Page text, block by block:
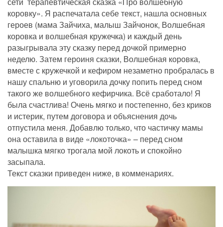
коровку». Я распечатала себе текст, нашла основных
героев (мама Зайчиха, малыш Зайчонок, Волшебная
коровка и волшебная кружечка) и каждый день
разыгрывала эту сказку перед дочкой примерно
неделю. Затем героиня сказки, Волшебная коровка,
вместе с кружечкой и кефиром незаметно пробралась в
нашу спальню и уговорила дочку попить перед сном
такого же волшебного кефирчика. Всё сработало! Я
была счастлива! Очень мягко и постепенно, без криков
и истерик, путем договора и объяснения дочь
отпустила меня. Добавлю только, что частичку мамы
она оставила в виде «локоточка» – перед сном
малышка мягко трогала мой локоть и спокойно
засыпала.
Текст сказки приведен ниже, в комменариях.